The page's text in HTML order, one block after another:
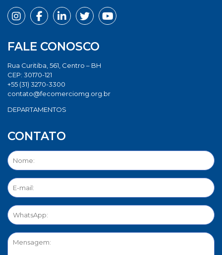
FALE CONOSCO
Rua Curitiba, 561, Centro – BH
CEP: 30170-121
+55 (31) 3270-3300
contato@fecomerciomg.org.br
DEPARTAMENTOS
CONTATO